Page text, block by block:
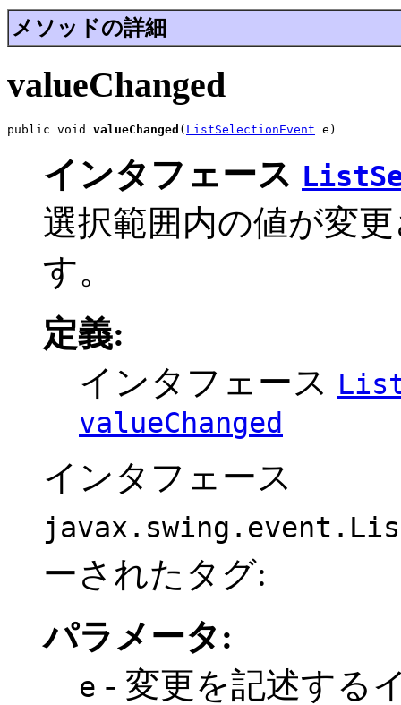
メソッドの詳細
valueChanged
public void valueChanged ( ListSelectionEvent e)
インタフェース
選択範囲内の値が変
す。
定義:
インタフェース
valueChanged
インタフェース
ーされたタグ:
パラメータ:
e - 変更を記述する